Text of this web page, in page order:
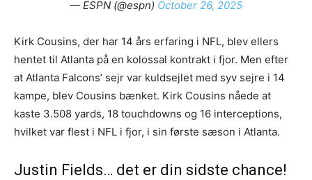
— ESPN (@espn) October 26, 2025
Kirk Cousins, der har 14 års erfaring i NFL, blev ellers
hentet til Atlanta på en kolossal kontrakt i fjor. Men efter
at Atlanta Falcons’ sejr var kuldsejlet med syv sejre i 14
kampe, blev Cousins bænket. Kirk Cousins nåede at
kaste 3.508 yards, 18 touchdowns og 16 interceptions,
hvilket var flest i NFL i fjor, i sin første sæson i Atlanta.
Justin Fields… det er din sidste chance!